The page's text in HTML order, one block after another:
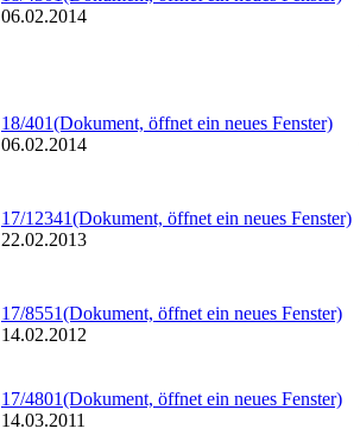
06.02.2014
18/401(Dokument, öffnet ein neues Fenster)
06.02.2014
17/12341(Dokument, öffnet ein neues Fenster)
22.02.2013
17/8551(Dokument, öffnet ein neues Fenster)
14.02.2012
17/4801(Dokument, öffnet ein neues Fenster)
14.03.2011